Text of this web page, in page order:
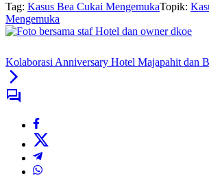
Tag: Kasus Bea Cukai MengemukaTopik:
Mengemuka
Kolaborasi Anniversary Hotel Majapahit dan